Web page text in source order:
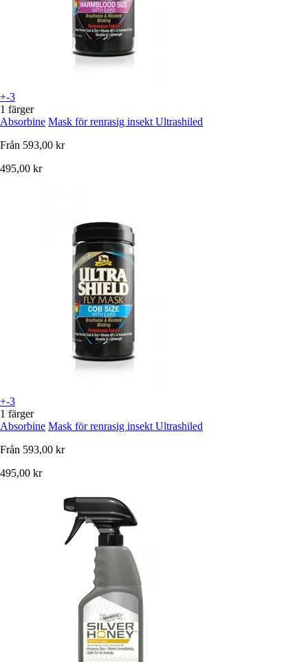
+-3
1 färger
Absorbine Mask för renrasig insekt Ultrashiled
Från 593,00 kr
495,00 kr
+-3
1 färger
Absorbine Mask för renrasig insekt Ultrashiled
Från 593,00 kr
495,00 kr